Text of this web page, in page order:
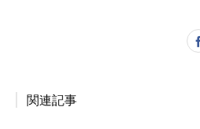
関連記事